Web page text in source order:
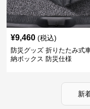
¥9,460 (税込)
防災グッズ 折りたたみ式
納ボックス 防災仕様
新